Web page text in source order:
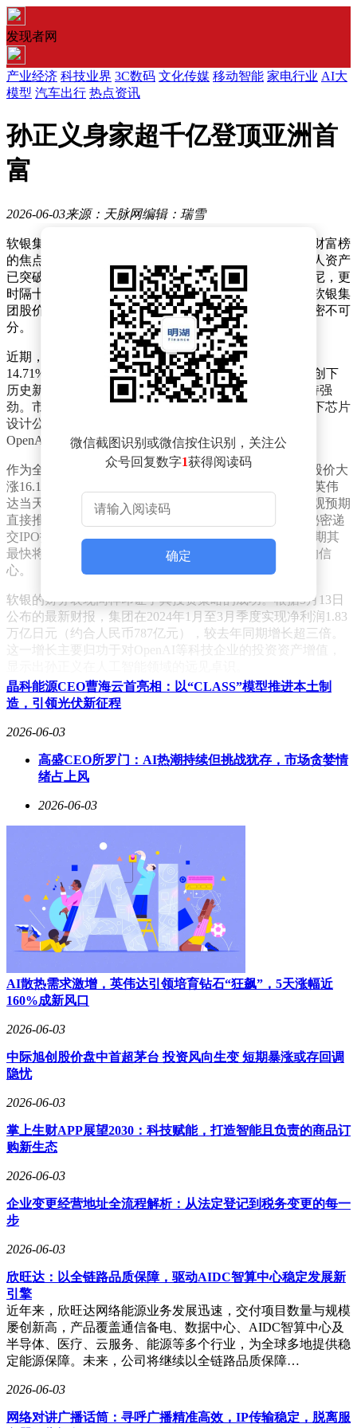
发现者网
产业经济 科技业界 3C数码 文化传媒 移动智能 家电行业 AI大
模型 汽车出行 热点资讯
孙正义身家超千亿登顶亚洲首
富
2026-06-03来源：天脉网编辑：瑞雪
软银集团创始人兼首席执行官孙正义近日再度成为亚洲财富榜
的焦点人物。据福布斯实时富豪榜最新数据显示，其个人资产
已突破1007亿美元，不仅超越了印度富豪安巴尼和阿达尼，更
时隔十余年重返亚洲首富宝座。这一成就的背后，既有软银集
团股价的强劲表现，也与其在科技领域的精准投资布局密不可
分。
近期，软银集团股价迎来显著上涨，6月1日单日涨幅达
14.71%，市值攀升至48万亿日元（约合3060亿美元），创下
历史新高。尽管次日股价回落4.52%，但整体趋势仍保持强
劲。市场分析认为，此轮上涨主要得益于两大因素：旗下芯片
设计公司ARM的股价飙升，以及人工智能领域明星企业
OpenAI的上市传闻。
作为全球领先的芯片架构提供商，ARM在5月21日迎来股价大
涨16.16%，市值首次突破3000亿美元大关。这一表现与英伟
达当天释放的积极信号密切相关，后者对CPU市场的乐观预期
直接推动了ARM的市场估值。与此同时，OpenAI计划秘密递
交IPO招股书草案的消息也在5月21日传出，市场普遍预期其
最快将于今年9月完成上市，进一步提振了相关投资者的信
心。
软银的财务表现同样印证了其投资策略的成功。根据5月13日
公布的最新财报，集团在2024年1月至3月季度实现净利润1.83
万亿日元（约合人民币787亿元），较去年同期增长超三倍。
这一增长主要归功于对OpenAI等科技企业的投资资产增值，
回顾孙正义的商业历程，其最广为人知的投资案例当属对阿里
巴巴的早期布局。当年以8000万美元入股，最终收获约730亿
美元回报的经典操作，至今仍被视为风险投资领域的标杆。如
富版图正在书写新的篇章。
微信截图识别或微信按住识别，关注公
众号回复数字1获得阅读码
确定
晶科能源CEO曹海云首亮相：以“CLASS”模型推进本土制
造，引领光伏新征程
2026-06-03
高盛CEO所罗门：AI热潮持续但挑战犹存，市场贪婪情
绪占上风
2026-06-03
AI散热需求激增，英伟达引领培育钻石“狂飙”，5天涨幅近
160%成新风口
2026-06-03
中际旭创股价盘中首超茅台 投资风向生变 短期暴涨或存回调
隐忧
2026-06-03
掌上生财APP展望2030：科技赋能，打造智能且负责的商品订
购新生态
2026-06-03
企业变更经营地址全流程解析：从法定登记到税务变更的每一
步
2026-06-03
欣旺达：以全链路品质保障，驱动AIDC智算中心稳定发展新
引擎
近年来，欣旺达网络能源业务发展迅速，交付项目数量与规模
屡创新高，产品覆盖通信备电、数据中心、AIDC智算中心及
半导体、医疗、云服务、能源等多个行业，为全球多地提供稳
定能源保障。未来，公司将继续以全链路品质保障…
2026-06-03
网络对讲广播话筒：寻呼广播精准高效，IP传输稳定，脱离服